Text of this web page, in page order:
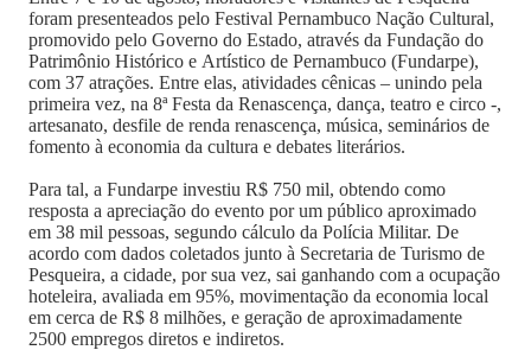
foram presenteados pelo Festival Pernambuco Nação Cultural,
promovido pelo Governo do Estado, através da Fundação do
Patrimônio Histórico e Artístico de Pernambuco (Fundarpe),
com 37 atrações. Entre elas, atividades cênicas – unindo pela
primeira vez, na 8ª Festa da Renascença, dança, teatro e circo -,
artesanato, desfile de renda renascença, música, seminários de
fomento à economia da cultura e debates literários.
Para tal, a Fundarpe investiu R$ 750 mil, obtendo como
resposta a apreciação do evento por um público aproximado
em 38 mil pessoas, segundo cálculo da Polícia Militar. De
acordo com dados coletados junto à Secretaria de Turismo de
Pesqueira, a cidade, por sua vez, sai ganhando com a ocupação
hoteleira, avaliada em 95%, movimentação da economia local
em cerca de R$ 8 milhões, e geração de aproximadamente
2500 empregos diretos e indiretos.